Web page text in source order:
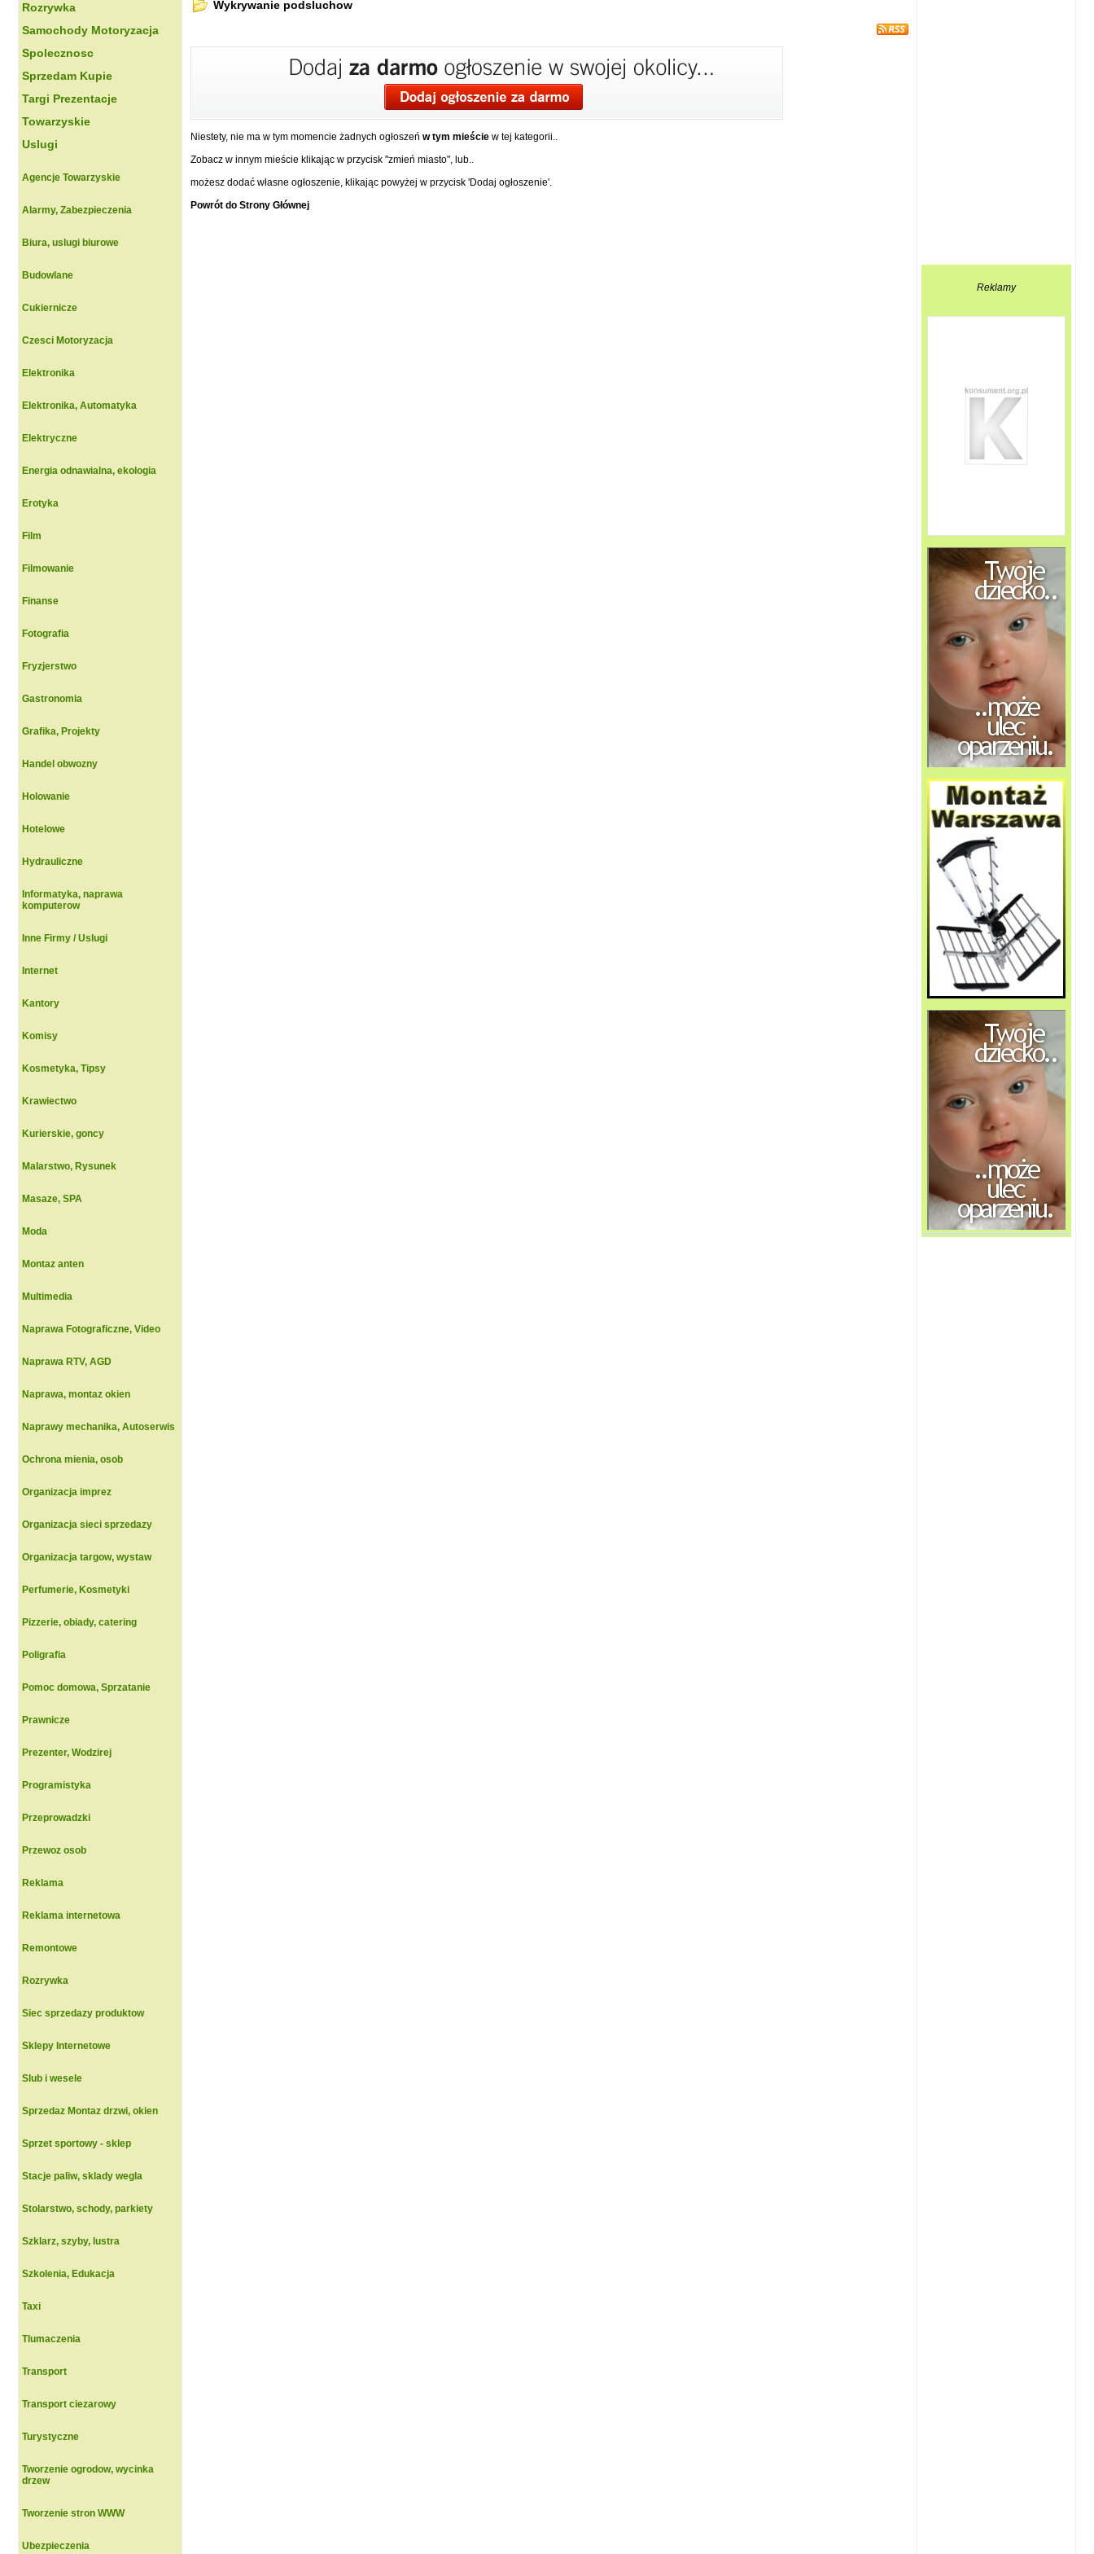
Rozrywka
Samochody Motoryzacja
Spolecznosc
Sprzedam Kupie
Targi Prezentacje
Towarzyskie
Uslugi
Agencje Towarzyskie
Alarmy, Zabezpieczenia
Biura, uslugi biurowe
Budowlane
Cukiernicze
Czesci Motoryzacja
Elektronika
Elektronika, Automatyka
Elektryczne
Energia odnawialna, ekologia
Erotyka
Film
Filmowanie
Finanse
Fotografia
Fryzjerstwo
Gastronomia
Grafika, Projekty
Handel obwozny
Holowanie
Hotelowe
Hydrauliczne
Informatyka, naprawa
komputerow
Inne Firmy / Uslugi
Internet
Kantory
Komisy
Kosmetyka, Tipsy
Krawiectwo
Kurierskie, goncy
Malarstwo, Rysunek
Masaze, SPA
Moda
Montaz anten
Multimedia
Naprawa Fotograficzne, Video
Naprawa RTV, AGD
Naprawa, montaz okien
Naprawy mechanika, Autoserwis
Ochrona mienia, osob
Organizacja imprez
Organizacja sieci sprzedazy
Organizacja targow, wystaw
Perfumerie, Kosmetyki
Pizzerie, obiady, catering
Poligrafia
Pomoc domowa, Sprzatanie
Prawnicze
Prezenter, Wodzirej
Programistyka
Przeprowadzki
Przewoz osob
Reklama
Reklama internetowa
Remontowe
Rozrywka
Siec sprzedazy produktow
Sklepy Internetowe
Slub i wesele
Sprzedaz Montaz drzwi, okien
Sprzet sportowy - sklep
Stacje paliw, sklady wegla
Stolarstwo, schody, parkiety
Szklarz, szyby, lustra
Szkolenia, Edukacja
Taxi
Tlumaczenia
Transport
Transport ciezarowy
Turystyczne
Tworzenie ogrodow, wycinka
drzew
Tworzenie stron WWW
Ubezpieczenia
Wykrywanie podsluchow
Niestety, nie ma w tym momencie żadnych ogłoszeń w tym mieście w tej kategorii..
Zobacz w innym mieście klikając w przycisk "zmień miasto", lub..
możesz dodać własne ogłoszenie, klikając powyżej w przycisk 'Dodaj ogłoszenie'.
Powrót do Strony Głównej
Reklamy